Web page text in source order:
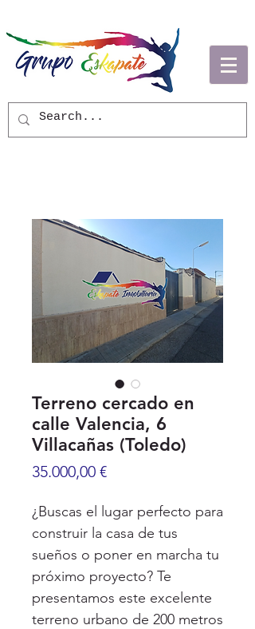
Terreno cercado en
calle Valencia, 6
Villacañas (Toledo)
35.000,00 €Precio
¿Buscas el lugar perfecto para
construir la casa de tus
sueños o poner en marcha tu
próximo proyecto? Te
presentamos este excelente
terreno urbano de 200 metros